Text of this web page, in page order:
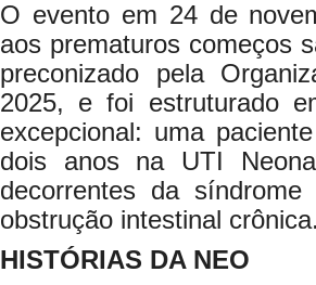
O evento em 24 de
aos prematuros começos
preconizado pela
2025, e foi estruturado
excepcional: uma
dois anos na UTI
decorrentes da
obstrução intestinal crônica.
HISTÓRIAS DA NEO